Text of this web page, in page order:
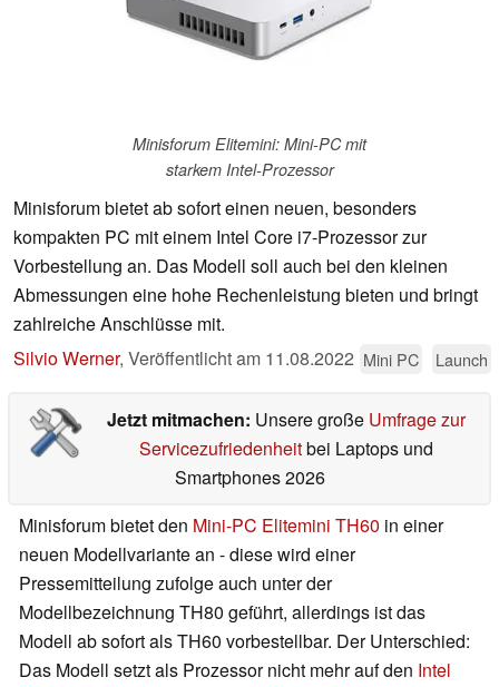
Minisforum Elitemini: Mini-PC mit
starkem Intel-Prozessor
Minisforum bietet ab sofort einen neuen, besonders
kompakten PC mit einem Intel Core i7-Prozessor zur
Vorbestellung an. Das Modell soll auch bei den kleinen
Abmessungen eine hohe Rechenleistung bieten und bringt
zahlreiche Anschlüsse mit.
Silvio Werner, Veröffentlicht am 11.08.2022 Mini PC Launch
Jetzt mitmachen: Unsere große Umfrage zur
Servicezufriedenheitbei Laptops und
Smartphones 2026
Minisforum bietet den Mini-PC Elitemini TH60 in einer
neuen Modellvariante an - diese wird einer
Pressemitteilung zufolge auch unter der
Modellbezeichnung TH80 geführt, allerdings ist das
Modell ab sofort als TH60 vorbestellbar. Der Unterschied:
Das Modell setzt als Prozessor nicht mehr auf den Intel